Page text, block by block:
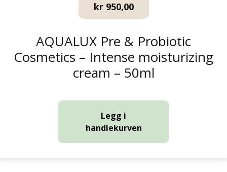
kr950,00
AQUALUX Pre & Probiotic
Cosmetics – Intense moisturizing
cream – 50ml
Legg i
handlekurven